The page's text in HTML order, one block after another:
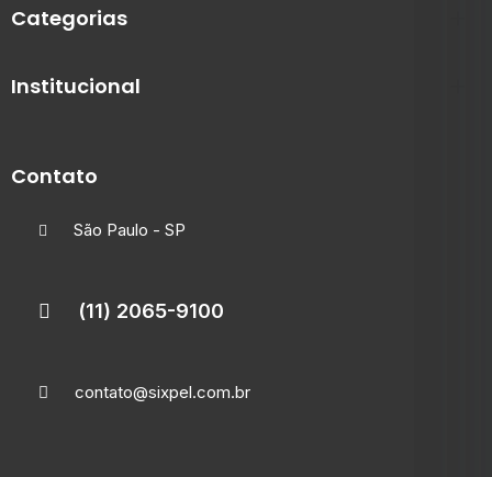
Categorias
Institucional
Contato
São Paulo - SP
(11) 2065-9100
contato@sixpel.com.br